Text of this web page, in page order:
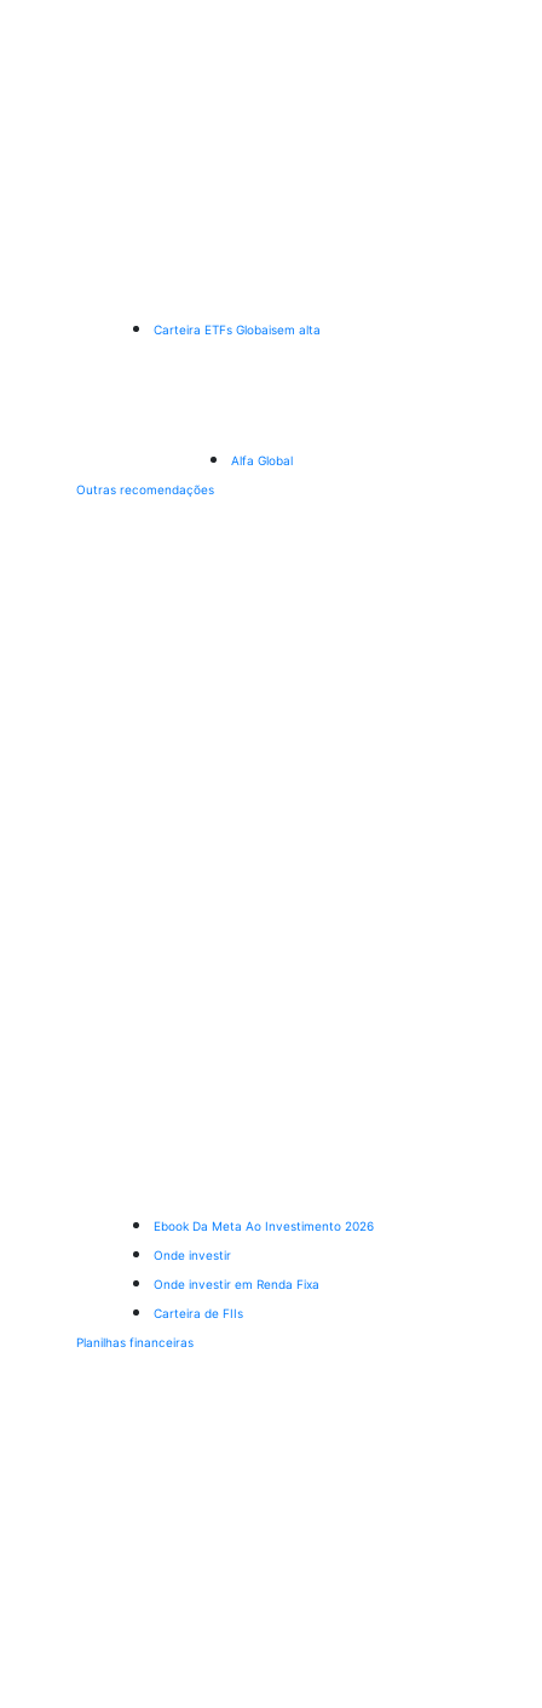
Carteira ETFs Globaisem alta
Alfa Global
Outras recomendações
Ebook Da Meta Ao Investimento 2026
Onde investir
Onde investir em Renda Fixa
Carteira de FIIs
Planilhas financeiras